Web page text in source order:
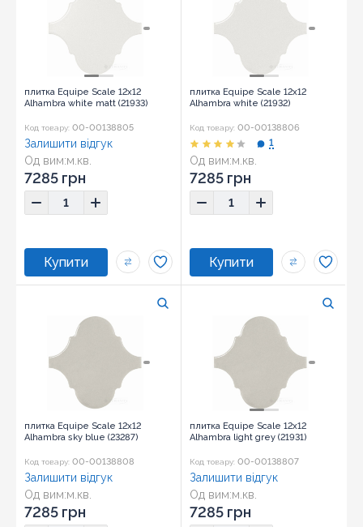
плитка Equipe Scale 12x12
Alhambra white matt (21933)
Код товару: 00-00138805
Од вим:м.кв.
Розмір:12x12
Залишити відгук
7285 грн
плитка Equipe Scale 12x12
Alhambra white (21932)
Код товару: 00-00138806
Од вим:м.кв.
Розмір:12x12
1
7285 грн
плитка Equipe Scale 12x12
Alhambra sky blue (23287)
Код товару: 00-00138808
Од вим:м.кв.
Розмір:12x12
Залишити відгук
7285 грн
плитка Equipe Scale 12x12
Alhambra light grey (21931)
Код товару: 00-00138807
Од вим:м.кв.
Розмір:12x12
Залишити відгук
7285 грн